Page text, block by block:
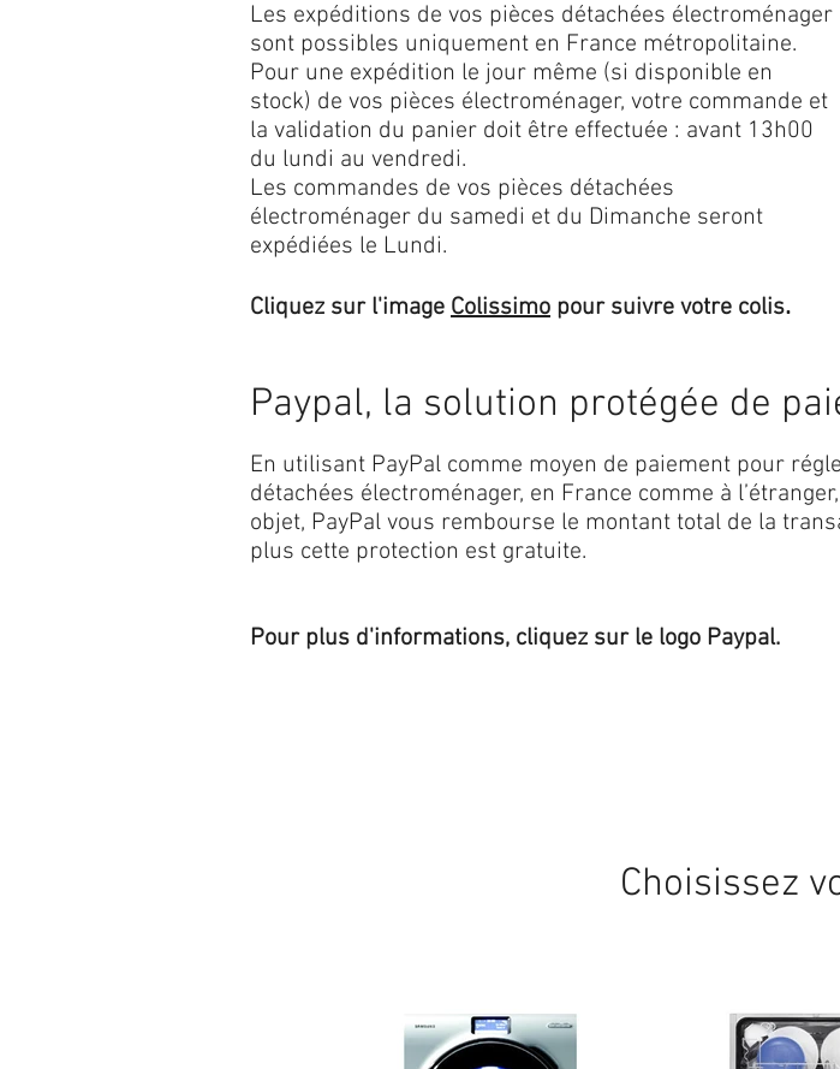
Les expéditions de vos pièces détachées électroménager
sont possibles uniquement en France métropolitaine.
Pour une expédition le jour même (si disponible en
stock) de vos pièces électroménager, votre commande et
la validation du panier doit être effectuée : avant 13h00
du lundi au vendredi.
Les commandes de vos pièces détachées
électroménager du samedi et du Dimanche seront
expédiées le Lundi.
Cliquez sur l'image Colissimo pour suivre votre colis.
Paypal, la solution protégée de
En utilisant PayPal comme moyen de paiement pour
détachées électroménager, en France comme à
objet, PayPal vous rembourse le montant total de la
plus cette protection est gratuite.
Pour plus d'informations, cliquez sur le logo Paypal.
Choisissez